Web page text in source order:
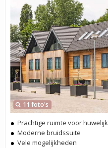
11 foto's
Prachtige ruimte voor
Moderne bruidssuite
Vele mogelijkheden